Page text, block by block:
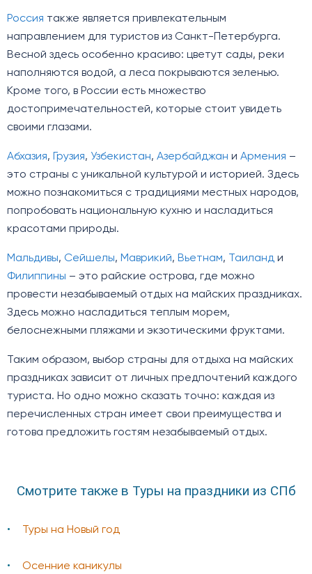
Россия также является привлекательным
направлением для туристов из Санкт-Петербурга.
Весной здесь особенно красиво: цветут сады, реки
наполняются водой, а леса покрываются зеленью.
Кроме того, в России есть множество
достопримечательностей, которые стоит увидеть
своими глазами.
Абхазия, Грузия, Узбекистан, Азербайджан и Армения –
это страны с уникальной культурой и историей. Здесь
можно познакомиться с традициями местных народов,
попробовать национальную кухню и насладиться
красотами природы.
Мальдивы, Сейшелы, Маврикий, Вьетнам, Таиланд и
Филиппины – это райские острова, где можно
провести незабываемый отдых на майских праздниках.
Здесь можно насладиться теплым морем,
белоснежными пляжами и экзотическими фруктами.
Таким образом, выбор страны для отдыха на майских
праздниках зависит от личных предпочтений каждого
туриста. Но одно можно сказать точно: каждая из
перечисленных стран имеет свои преимущества и
готова предложить гостям незабываемый отдых.
Смотрите также в Туры на праздники из СПб
Туры на Новый год
Осенние каникулы